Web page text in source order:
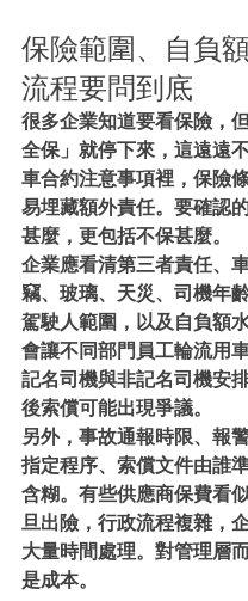
保險範圍、自負
流程要問到底
很多企業知道要看保險，
全保」就停下來，這遠遠
車合約注意事項裡，保險
易埋藏額外責任。要確認
甚麼，更包括不保甚麼。
企業應看清第三者責任、
竊、玻璃、天災、司機年
駕駛人範圍，以及自負額
會讓不同部門員工輪流用
記名司機與非記名司機安
後索償可能出現爭議。
另外，事故通報時限、報
指定程序、索償文件由誰
含糊。有些供應商保費看
旦出險，行政流程複雜，
大量時間處理。對管理層
是成本。